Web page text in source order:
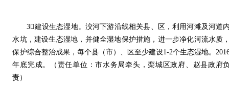
3建设生态湿地。洨河下游沿线相关县、区，利用河滩及河道
水坑，建设生态湿地，并健全湿地保护措施，进一步净化河流水质
保护综合整治成果，每个县（市）、区至少建设1-2个生态湿地。
年底完成。（责任单位：市水务局牵头，栾城区政府、赵县政府
责）